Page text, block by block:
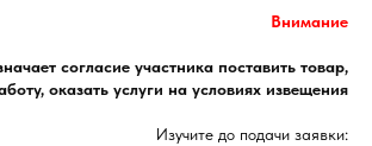
Внимание
согласие участника поставить товар,
оказать услуги на условиях извещения
Изучите до подачи заявки: